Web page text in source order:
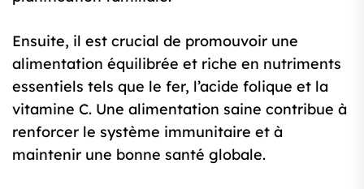
Ensuite, il est crucial de promouvoir une
alimentation équilibrée et riche en nutriments
essentiels tels que le fer, l’acide folique et la
vitamine C. Une alimentation saine contribue à
renforcer le système immunitaire et à
maintenir une bonne santé globale.